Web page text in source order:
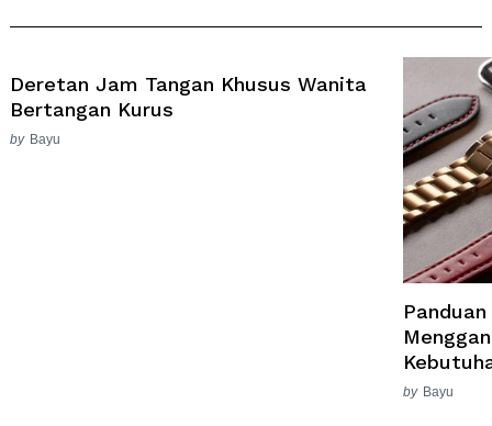
Deretan Jam Tangan Khusus Wanita
Bertangan Kurus
by Bayu
by Bayu